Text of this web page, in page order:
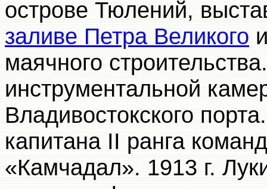
острове Тюлений,
заливе Петра Великого
маячного
инструментальной
Владивостокского
капитана II ранга
«Камчадал». 1913 г.